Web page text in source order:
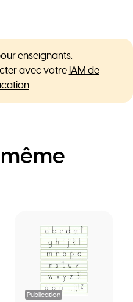
enseignants.
avec votre IAM de
.
Publication